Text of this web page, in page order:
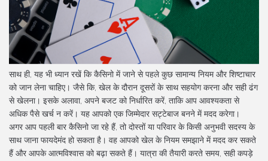
साथ ही, यह भी ध्यान रखें कि कैसिनो में जाने से पहले कुछ सामान्य नियम और शिष्टाचार
को जान लेना चाहिए। जैसे कि, खेल के दौरान दूसरों के साथ सहयोग करना और सही ढंग
से खेलना। इसके अलावा, अपने बजट को निर्धारित करें, ताकि आप आवश्यकता से
अधिक पैसे खर्च न करें। यह आपको एक जिम्मेदार सट्टेबाज बनने में मदद करेगा।
अगर आप पहली बार कैसिनो जा रहे हैं, तो दोस्तों या परिवार के किसी अनुभवी सदस्य के
साथ जाना फायदेमंद हो सकता है। वह आपको खेल के नियम समझाने में मदद कर सकते
हैं और आपके आत्मविश्वास को बढ़ा सकते हैं। यात्रा की तैयारी करते समय, सही कपड़े